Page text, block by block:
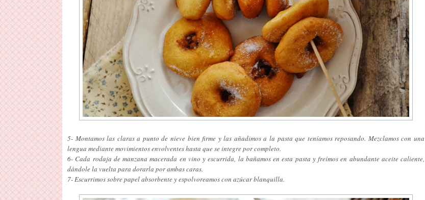
5- Montamos las claras a punto de nieve bien firme y las añadimos a la pasta que teníamos reposando. Mezclamos con una
lengua mediante movimientos envolventes hasta que se integre por completo.
6- Cada rodaja de manzana macerada en vino y escurrida, la bañamos en esta pasta y freímos en abundante aceite caliente,
dándole la vuelta para dorarla por ambas caras.
7- Escurrimos sobre papel absorbente y espolvoreamos con azúcar blanquilla.